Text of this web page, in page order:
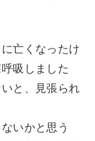
亡くなったけ
吸しました
と、見張られ
いかと思う